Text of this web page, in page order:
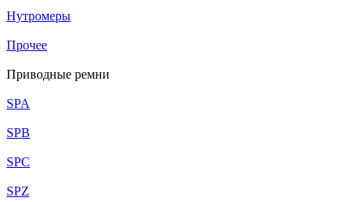
Нутромеры
Прочее
Приводные ремни
SPA
SPB
SPC
SPZ